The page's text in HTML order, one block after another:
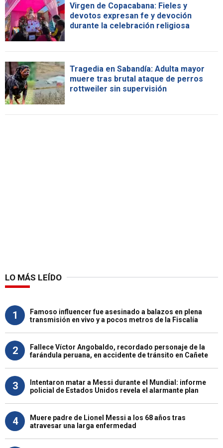
Virgen de Copacabana: Fieles y
devotos expresan fe y devoción
durante la celebración religiosa
Tragedia en Sabandía: Adulta mayor
muere tras brutal ataque de perros
rottweiler sin supervisión
LO MÁS LEÍDO
1
Famoso influencer fue asesinado a balazos en plena
transmisión en vivo y a pocos metros de la Fiscalía
2
Fallece Víctor Angobaldo, recordado personaje de la
farándula peruana, en accidente de tránsito en Cañete
3
Intentaron matar a Messi durante el Mundial: informe
policial de Estados Unidos revela el alarmante plan
4
Muere padre de Lionel Messi a los 68 años tras
atravesar una larga enfermedad